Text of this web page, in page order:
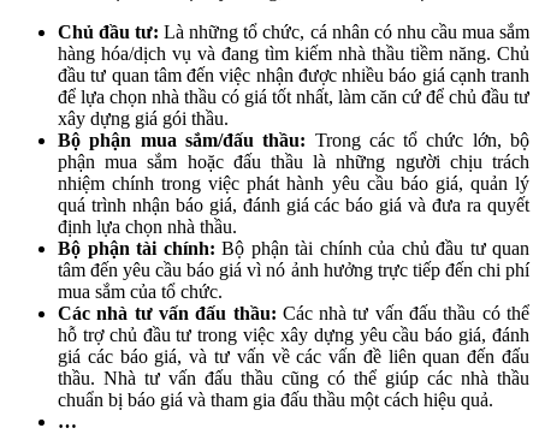
Chủ đầu tư: Là những tổ chức, cá nhân có nhu cầu mua sắm
hàng hóa/dịch vụ và đang tìm kiếm nhà thầu tiềm năng. Chủ
đầu tư quan tâm đến việc nhận được nhiều báo giá cạnh tranh
để lựa chọn nhà thầu có giá tốt nhất, làm căn cứ để chủ đầu tư
xây dựng giá gói thầu.
Bộ phận mua sắm/đấu thầu: Trong các tổ chức lớn, bộ
phận mua sắm hoặc đấu thầu là những người chịu trách
nhiệm chính trong việc phát hành yêu cầu báo giá, quản lý
quá trình nhận báo giá, đánh giá các báo giá và đưa ra quyết
định lựa chọn nhà thầu.
Bộ phận tài chính: Bộ phận tài chính của chủ đầu tư quan
tâm đến yêu cầu báo giá vì nó ảnh hưởng trực tiếp đến chi phí
mua sắm của tổ chức.
Các nhà tư vấn đấu thầu: Các nhà tư vấn đấu thầu có thể
hỗ trợ chủ đầu tư trong việc xây dựng yêu cầu báo giá, đánh
giá các báo giá, và tư vấn về các vấn đề liên quan đến đấu
thầu. Nhà tư vấn đấu thầu cũng có thể giúp các nhà thầu
chuẩn bị báo giá và tham gia đấu thầu một cách hiệu quả.
…